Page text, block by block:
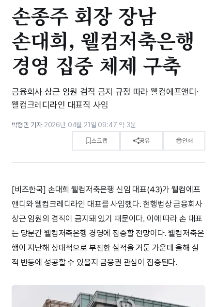
손종주 회장 장남
손대희, 웰컴저축은행
경영 집중 체제 구축
금융회사 상근 임원 겸직 금지 규정 따라 웰컴에프앤디·
웰컴크레디라인 대표직 사임
박형민 기자·2026년 04월 21일 09:47·약 3분
스크랩 공유 인쇄
[비즈한국] 손대희 웰컴저축은행 신임 대표(43)가 웰컴에프
앤디와 웰컴크레디라인 대표를 사임했다. 현행법상 금융회사
상근 임원의 겸직이 금지돼 있기 때문이다. 이에 따라 손 대표
는 당분간 웰컴저축은행 경영에 집중할 전망이다. 웰컴저축은
행이 지난해 상대적으로 부진한 실적을 거둔 가운데 올해 실
적 반등에 성공할 수 있을지 금융권 관심이 집중된다.